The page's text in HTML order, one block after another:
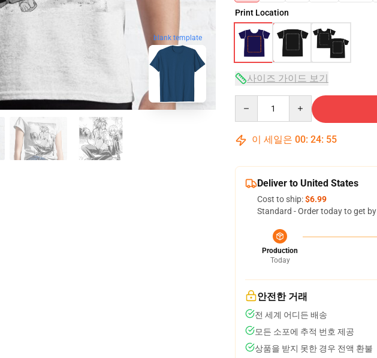
blank template
Print Location
사이즈 가이드 보기
이 세일은 00: 24: 54
Deliver to United States
Cost to ship:$6.99
Standard - Order today to get by
Production
Today
안전한 거래
전 세계 어디든 배송
모든 소포에 추적 번호 제공
상품을 받지 못한 경우 전액 환불